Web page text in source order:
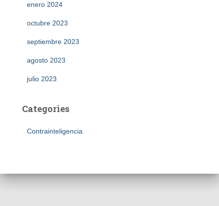
enero 2024
octubre 2023
septiembre 2023
agosto 2023
julio 2023
Categories
Contrainteligencia